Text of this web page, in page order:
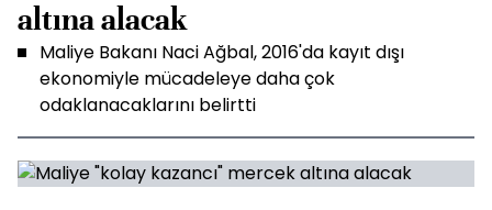
altına alacak
Maliye Bakanı Naci Ağbal, 2016'da kayıt dışı
ekonomiyle mücadeleye daha çok
odaklanacaklarını belirtti